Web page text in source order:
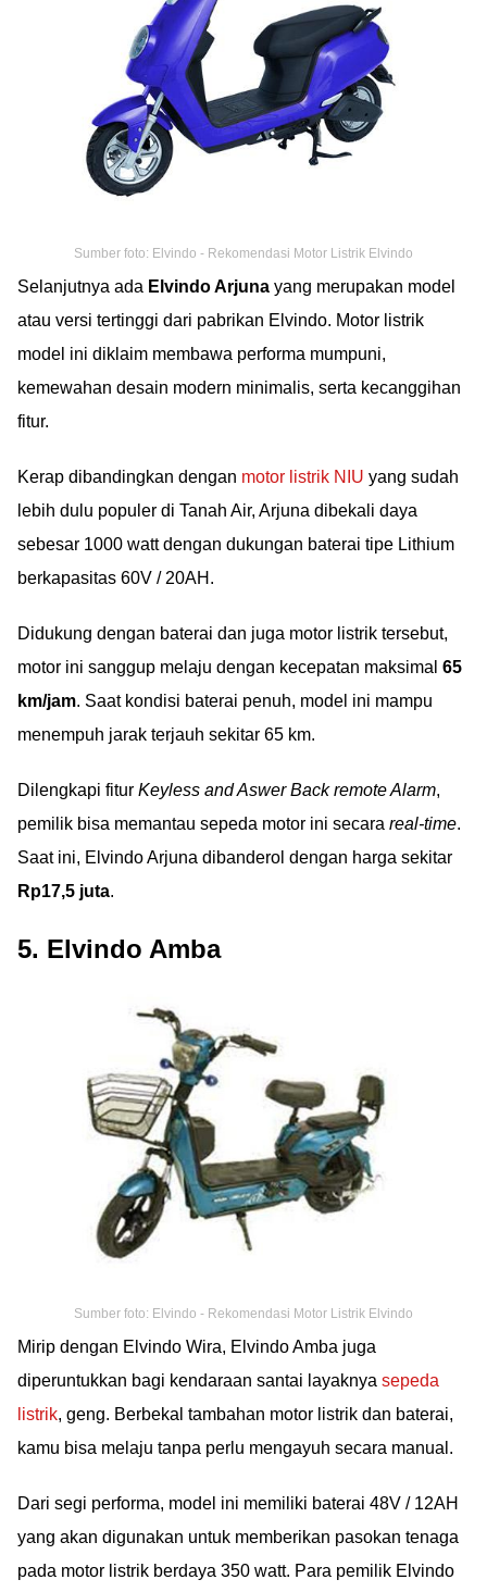
Sumber foto: Elvindo - Rekomendasi Motor Listrik Elvindo
Selanjutnya ada Elvindo Arjuna yang merupakan model
atau versi tertinggi dari pabrikan Elvindo. Motor listrik
model ini diklaim membawa performa mumpuni,
kemewahan desain modern minimalis, serta kecanggihan
fitur.
Kerap dibandingkan dengan motor listrik NIU yang sudah
lebih dulu populer di Tanah Air, Arjuna dibekali daya
sebesar 1000 watt dengan dukungan baterai tipe Lithium
berkapasitas 60V / 20AH.
Didukung dengan baterai dan juga motor listrik tersebut,
motor ini sanggup melaju dengan kecepatan maksimal 65
km/jam. Saat kondisi baterai penuh, model ini mampu
menempuh jarak terjauh sekitar 65 km.
Dilengkapi fitur Keyless and Aswer Back remote Alarm,
pemilik bisa memantau sepeda motor ini secara real-time.
Saat ini, Elvindo Arjuna dibanderol dengan harga sekitar
Rp17,5 juta.
5. Elvindo Amba
Sumber foto: Elvindo - Rekomendasi Motor Listrik Elvindo
Mirip dengan Elvindo Wira, Elvindo Amba juga
diperuntukkan bagi kendaraan santai layaknya sepeda
listrik, geng. Berbekal tambahan motor listrik dan baterai,
kamu bisa melaju tanpa perlu mengayuh secara manual.
Dari segi performa, model ini memiliki baterai 48V / 12AH
yang akan digunakan untuk memberikan pasokan tenaga
pada motor listrik berdaya 350 watt. Para pemilik Elvindo